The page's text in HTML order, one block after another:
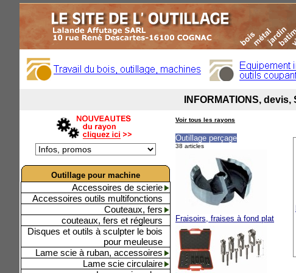
Outillage pour machine
Accessoires de scierie
Accessoires outils multifonctions
Couteaux, fers
couteaux, fers et régleurs
Disques et outils à sculpter le bois
pour meuleuse
Lame scie à ruban, accessoires
Lame scie circulaire
Voir tous les rayons
Outillage perçage
38 articles
Fraisoirs, fraises à fond plat